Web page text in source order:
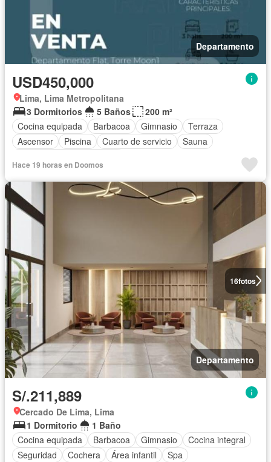
Departamento
USD450,000
Lima, Lima Metropolitana
3 Dormitorios
5 Baños
200 m²
Cocina equipada
Barbacoa Gimnasio
Terraza
Ascensor
Piscina Cuarto de servicio
Sauna
Hace 19 horas en Doomos
16fotos
Departamento
S/.211,889
Cercado De Lima, Lima
1 Dormitorio
1 Baño
Cocina equipada
Barbacoa Gimnasio
Cocina integral
Seguridad
Cochera Área infantil
Spa